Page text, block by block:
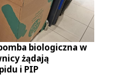
biologiczna w
żądają
i PIP